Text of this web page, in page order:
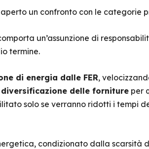
un confronto con le categorie
un’assunzione di
termine.
di energia dalle FER,
diversificazione delle fornitureper
solo se verranno ridotti i tempi
condizionato dalla scarsità